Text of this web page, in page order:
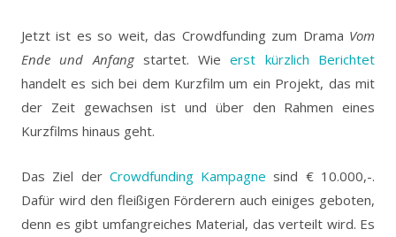
Jetzt ist es so weit, das Crowdfunding zum Drama Vom
Ende und Anfangstartet. Wieerst kürzlich Berichtet
handelt es sich bei dem Kurzfilm um ein Projekt, das mit
der Zeit gewachsen ist und über den Rahmen eines
Kurzfilms hinaus geht.
Das Ziel der Crowdfunding Kampagne sind € 10.000,-.
Dafür wird den fleißigen Förderern auch einiges geboten,
denn es gibt umfangreiches Material, das verteilt wird. Es